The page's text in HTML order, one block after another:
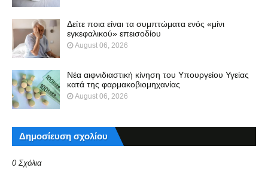
Δείτε ποια είναι τα συμπτώματα ενός «μίνι
εγκεφαλικού» επεισοδίου
August 06, 2026
Νέα αιφνιδιαστική κίνηση του Υπουργείου Υγείας
κατά της φαρμακοβιομηχανίας
August 06, 2026
Δημοσίευση σχολίου
0 Σχόλια